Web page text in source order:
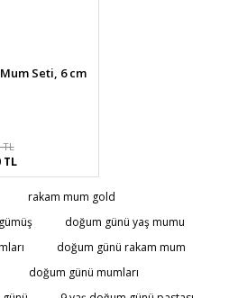
Seti, 6 cm
TL
TL
rakam mum gold
doğum günü yaş mumu
doğum günü rakam mum
doğum günü mumları